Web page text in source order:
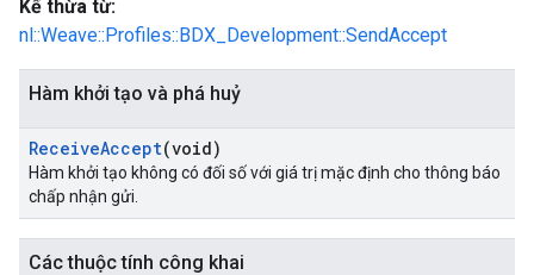
Kế thừa từ:
nl::Weave::Profiles::BDX_Development::SendAccept
Hàm khởi tạo và phá huỷ
ReceiveAccept(void)
Hàm khởi tạo không có đối số với giá trị mặc định cho thông báo
chấp nhận gửi.
Các thuộc tính công khai